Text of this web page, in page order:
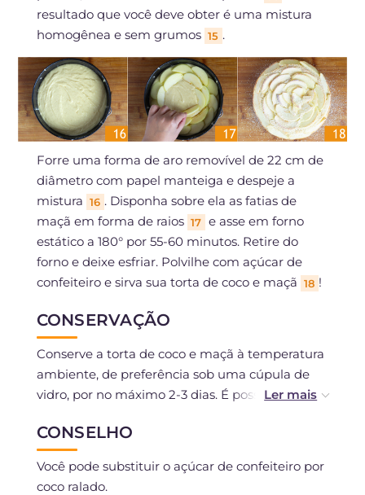
resultado que você deve obter é uma mistura
homogênea e sem grumos 15 .
Forre uma forma de aro removível de 22 cm de
diâmetro com papel manteiga e despeje a
mistura 16 . Disponha sobre ela as fatias de
maçã em forma de raios 17 e asse em forno
estático a 180° por 55-60 minutos. Retire do
forno e deixe esfriar. Polvilhe com açúcar de
confeiteiro e sirva sua torta de coco e maçã 18 !
CONSERVAÇÃO
Conserve a torta de coco e maçã à temperatura
ambiente, de preferência sob uma cúpula de
vidro, por no máximo 2-3 dias. É possível
CONSELHO
Você pode substituir o açúcar de confeiteiro por
coco ralado.